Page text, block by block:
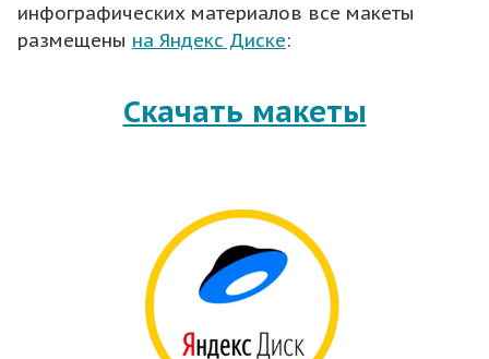
инфографических материалов все макеты
размещены на Яндекс Диске:
Скачать макеты